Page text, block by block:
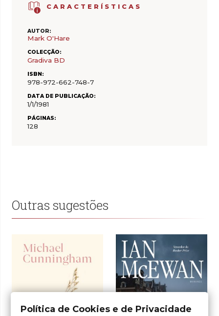
CARACTERÍSTICAS
AUTOR:
Mark O'Hare
COLECÇÃO:
Gradiva BD
ISBN:
978-972-662-748-7
DATA DE PUBLICAÇÃO:
1/1/1981
PÁGINAS:
128
Outras sugestões
Política de Cookies e de Privacidade